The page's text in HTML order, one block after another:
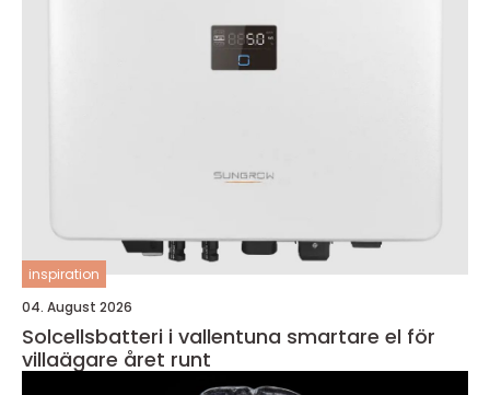
inspiration
04. August 2026
Solcellsbatteri i vallentuna smartare el för
villaägare året runt